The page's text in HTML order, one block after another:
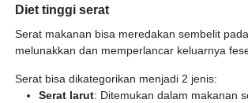
Diet tinggi serat
Serat makanan bisa meredakan sembelit
melunakkan dan memperlancar keluarnya
Serat bisa dikategorikan menjadi 2 jenis:
Serat larut: Ditemukan dalam makanan